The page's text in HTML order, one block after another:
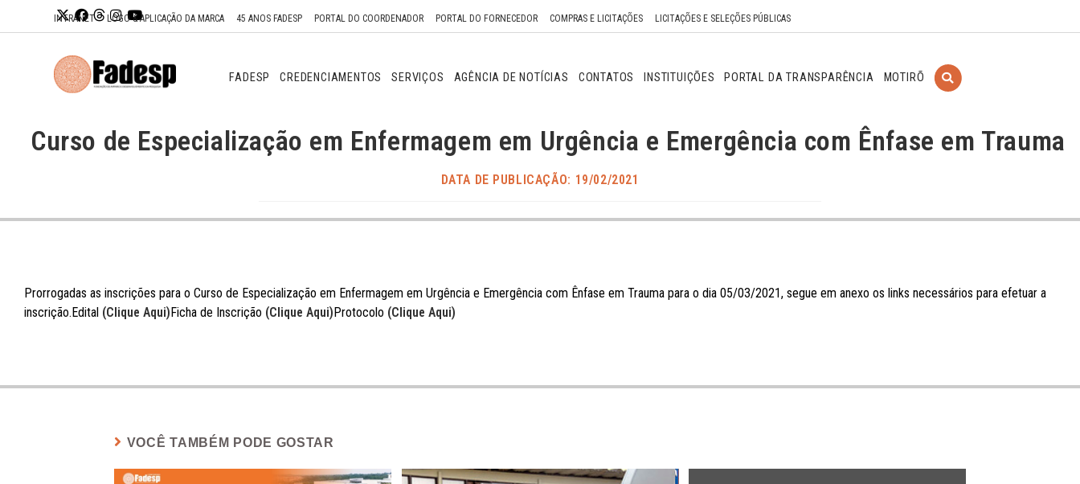
INTRANET LOGO & APLICAÇÃO DA MARCA 45 ANOS FADESP PORTAL DO COORDENADOR PORTAL DO FORNECEDOR COMPRAS E LICITAÇÕES LICITAÇÕES E SELEÇÕES PÚBLICAS
FADESP CREDENCIAMENTOS SERVIÇOS AGÊNCIA DE NOTÍCIAS CONTATOS INSTITUIÇÕES PORTAL DA TRANSPARÊNCIA MOTIRÕ
Curso de Especialização em Enfermagem em Urgência e Emergência com Ênfase em Trauma
DATA DE PUBLICAÇÃO: 19/02/2021
Prorrogadas as inscrições para o Curso de Especialização em Enfermagem em Urgência e Emergência com Ênfase em Trauma para o dia 05/03/2021, segue em anexo os links necessários para efetuar a
inscrição.Edital (Clique Aqui)Ficha de Inscrição (Clique Aqui)Protocolo (Clique Aqui)
VOCÊ TAMBÉM PODE GOSTAR